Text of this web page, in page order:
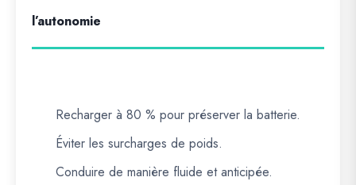
l’autonomie
Recharger à 80 % pour préserver la batterie.
Éviter les surcharges de poids.
Conduire de manière fluide et anticipée.